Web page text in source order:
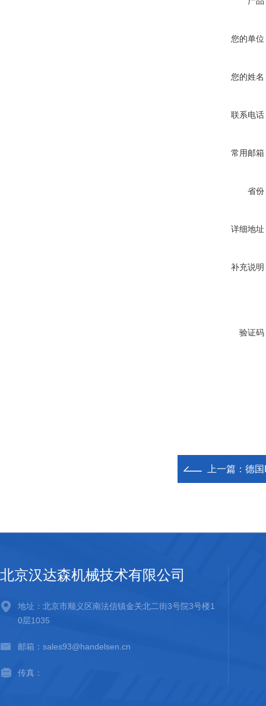
您的单位
您的姓名
联系电话
常用邮箱
省份
详细地址
补充说明
验证码
上一篇： 德
北京汉达森机械技术有限公司
地址：北京市顺义区南法信镇金关北二街3号院3号楼1
0层1035
邮箱：sales93@handelsen.cn
传真：